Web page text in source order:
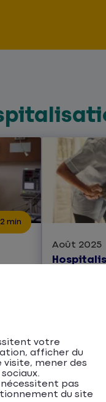
2 min
Août 2025
votre
afficher du
mener des
pas
du site